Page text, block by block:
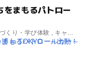
まもるパトロー
くり・学び体験 , キャラ